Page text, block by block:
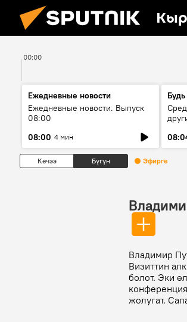
00:00
Ежедневные новости
Ежедневные новости. Выпуск
08:00
08:00 4 мин
Кечээ Бүгүн Эфирге
Владимир
Визиттин
болот. Эки
жолугат.